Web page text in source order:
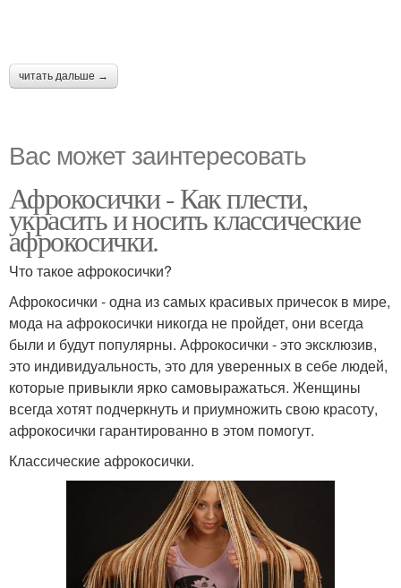
читать дальше →
Вас может заинтересовать
Афрокосички - Как плести,
украсить и носить классические
афрокосички.
Что такое афрокосички?
Афрокосички - одна из самых красивых причесок в мире,
мода на афрокосички никогда не пройдет, они всегда
были и будут популярны. Афрокосички - это эксклюзив,
это индивидуальность, это для уверенных в себе людей,
которые привыкли ярко самовыражаться. Женщины
всегда хотят подчеркнуть и приумножить свою красоту,
афрокосички гарантированно в этом помогут.
Классические афрокосички.